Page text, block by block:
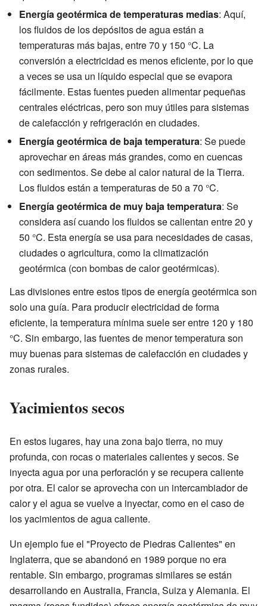
Energía geotérmica de temperaturas medias: Aquí,
los fluidos de los depósitos de agua están a
temperaturas más bajas, entre 70 y 150 °C. La
conversión a electricidad es menos eficiente, por lo que
a veces se usa un líquido especial que se evapora
fácilmente. Estas fuentes pueden alimentar pequeñas
centrales eléctricas, pero son muy útiles para sistemas
de calefacción y refrigeración en ciudades.
Energía geotérmica de baja temperatura: Se puede
aprovechar en áreas más grandes, como en cuencas
con sedimentos. Se debe al calor natural de la Tierra.
Los fluidos están a temperaturas de 50 a 70 °C.
Energía geotérmica de muy baja temperatura: Se
considera así cuando los fluidos se calientan entre 20 y
50 °C. Esta energía se usa para necesidades de casas,
ciudades o agricultura, como la climatización
geotérmica (con bombas de calor geotérmicas).
Las divisiones entre estos tipos de energía geotérmica son
solo una guía. Para producir electricidad de forma
eficiente, la temperatura mínima suele ser entre 120 y 180
°C. Sin embargo, las fuentes de menor temperatura son
muy buenas para sistemas de calefacción en ciudades y
zonas rurales.
Yacimientos secos
En estos lugares, hay una zona bajo tierra, no muy
profunda, con rocas o materiales calientes y secos. Se
inyecta agua por una perforación y se recupera caliente
por otra. El calor se aprovecha con un intercambiador de
calor y el agua se vuelve a inyectar, como en el caso de
los yacimientos de agua caliente.
Un ejemplo fue el "Proyecto de Piedras Calientes" en
Inglaterra, que se abandonó en 1989 porque no era
rentable. Sin embargo, programas similares se están
desarrollando en Australia, Francia, Suiza y Alemania. El